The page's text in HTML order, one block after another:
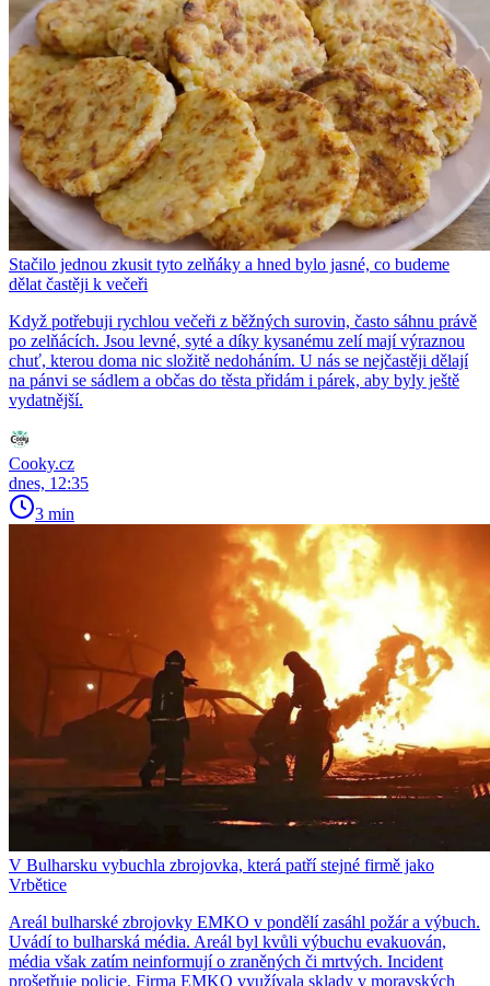
Stačilo jednou zkusit tyto zelňáky a hned bylo jasné, co budeme
dělat častěji k večeři
Když potřebuji rychlou večeři z běžných surovin, často sáhnu právě
po zelňácích. Jsou levné, syté a díky kysanému zelí mají výraznou
chuť, kterou doma nic složitě nedoháním. U nás se nejčastěji dělají
na pánvi se sádlem a občas do těsta přidám i párek, aby byly ještě
vydatnější.
Cooky.cz
dnes, 12:35
3 min
V Bulharsku vybuchla zbrojovka, která patří stejné firmě jako
Vrbětice
Areál bulharské zbrojovky EMKO v pondělí zasáhl požár a výbuch.
Uvádí to bulharská média. Areál byl kvůli výbuchu evakuován,
média však zatím neinformují o zraněných či mrtvých. Incident
prošetřuje policie. Firma EMKO využívala sklady v moravských